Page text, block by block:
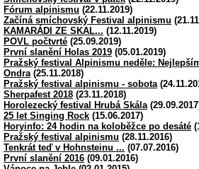
Fórum alpinismu (22.11.2019)
Začíná smíchovský Festival alpinismu
KAMARÁDI ZE SKAL... (12.11.2019)
POVL počtvrté (25.09.2019)
První slanění Holas 2019 (05.01.2019)
Pražský festival Alpinismu neděle:
Ondra(25.11.2018)
Pražský festival alpinismu - sobota
Sherpafest 2018 (23.11.2018)
Horolezecký festival Hrubá Skála
25 let Singing Rock (15.06.2017)
Horyinfo: 24 hodin na koloběžce po desáté
Pražský festival alpinismu (28.11.2016)
Tenkrát teď v Hohnsteinu ... (07.07.2016)
První slanění 2016 (09.01.2016)